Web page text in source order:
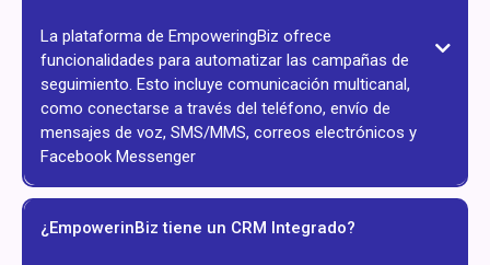
La plataforma de EmpoweringBiz ofrece
funcionalidades para automatizar las campañas de
seguimiento. Esto incluye comunicación multicanal,
como conectarse a través del teléfono, envío de
mensajes de voz, SMS/MMS, correos electrónicos y
Facebook Messenger
¿EmpowerinBiz tiene un CRM Integrado?